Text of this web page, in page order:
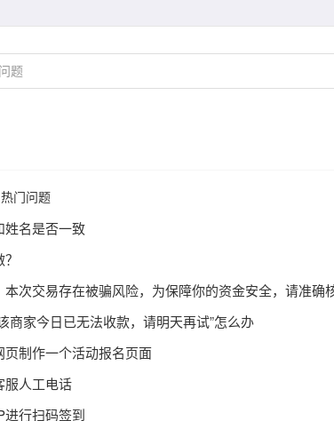
热门问题
姓名是否一致
次交易存在被骗风险，为保障你的资金安全，请准确
商家今日已无法收款，请明天再试”怎么办
制作一个活动报名页面
服人工电话
进行扫码签到